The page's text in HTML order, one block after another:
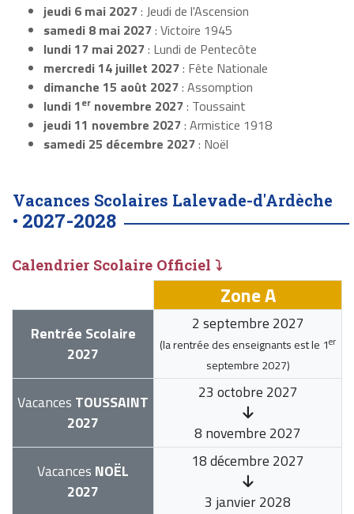
jeudi 6 mai 2027: Jeudi de l'Ascension
samedi 8 mai 2027: Victoire 1945
lundi 17 mai 2027: Lundi de Pentecôte
mercredi 14 juillet 2027: Fête Nationale
dimanche 15 août 2027: Assomption
lundi 1er novembre 2027: Toussaint
jeudi 11 novembre 2027: Armistice 1918
samedi 25 décembre 2027: Noël
Vacances Scolaires Lalevade-d'Ardèche
• 2027-2028
Calendrier Scolaire Officiel ⤵
Zone A
Rentrée Scolaire
2027
2 septembre 2027
(la rentrée des enseignants est le 1er
septembre 2027)
Vacances TOUSSAINT
2027
23 octobre 2027
8 novembre 2027
Vacances NOËL
2027
18 décembre 2027
3 janvier 2028